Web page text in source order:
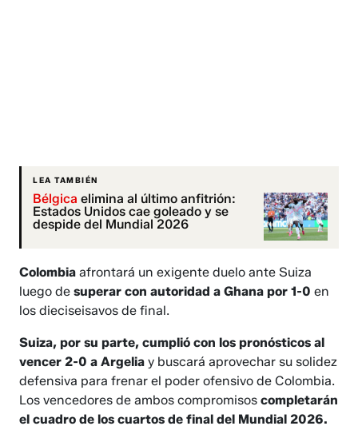
LEA TAMBIÉN
Bélgica elimina al último anfitrión:
Estados Unidos cae goleado y se
despide del Mundial 2026
Colombiaafrontará un exigente duelo ante Suiza
luego desuperar con autoridad a Ghana por 1-0 en
los dieciseisavos de final.
Suiza, por su parte, cumplió con los pronósticos al
vencer 2-0 a Argelia y buscará aprovechar su solidez
defensiva para frenar el poder ofensivo de Colombia.
Los vencedores de ambos compromisoscompletarán
el cuadro de los cuartos de final del Mundial 2026.